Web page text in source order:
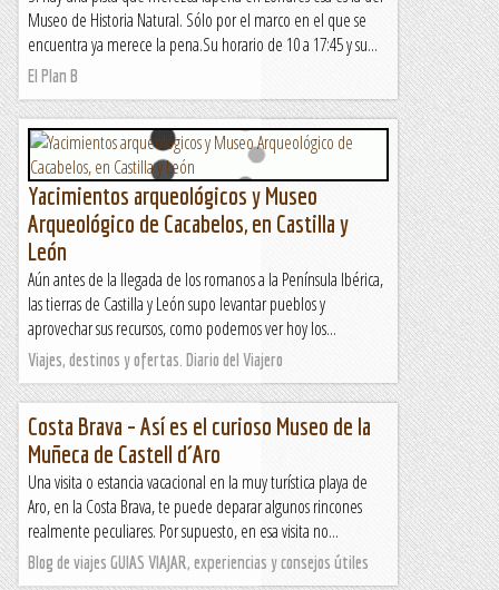
Museo de Historia Natural. Sólo por el marco en el que se
encuentra ya merece la pena.Su horario de 10 a 17:45 y su...
El Plan B
Yacimientos arqueológicos y Museo
Arqueológico de Cacabelos, en Castilla y
León
Aún antes de la llegada de los romanos a la Península Ibérica,
las tierras de Castilla y León supo levantar pueblos y
aprovechar sus recursos, como podemos ver hoy los...
Viajes, destinos y ofertas. Diario del Viajero
Costa Brava – Así es el curioso Museo de la
Muñeca de Castell d´Aro
Una visita o estancia vacacional en la muy turística playa de
Aro, en la Costa Brava, te puede deparar algunos rincones
realmente peculiares. Por supuesto, en esa visita no...
Blog de viajes GUIAS VIAJAR, experiencias y consejos útiles